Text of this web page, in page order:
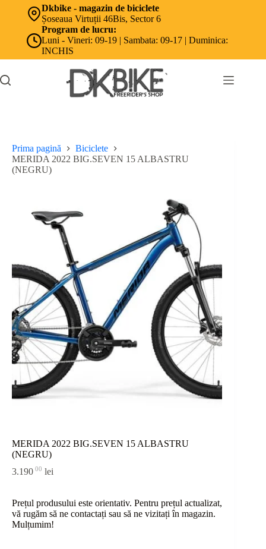
Dkbike - magazin de biciclete
Șoseaua Virtuții 46Bis, Sector 6
Program de lucru:
Luni - Vineri: 09-19 | Sambata: 09-17 | Duminica:
INCHIS
Prima pagină
Biciclete
MERIDA 2022 BIG.SEVEN 15 ALBASTRU
(NEGRU)
MERIDA 2022 BIG.SEVEN 15 ALBASTRU
(NEGRU)
3.190 00 lei
Prețul produsului este orientativ. Pentru prețul actualizat,
vă rugăm să ne contactați sau să ne vizitați în magazin.
Mulțumim!